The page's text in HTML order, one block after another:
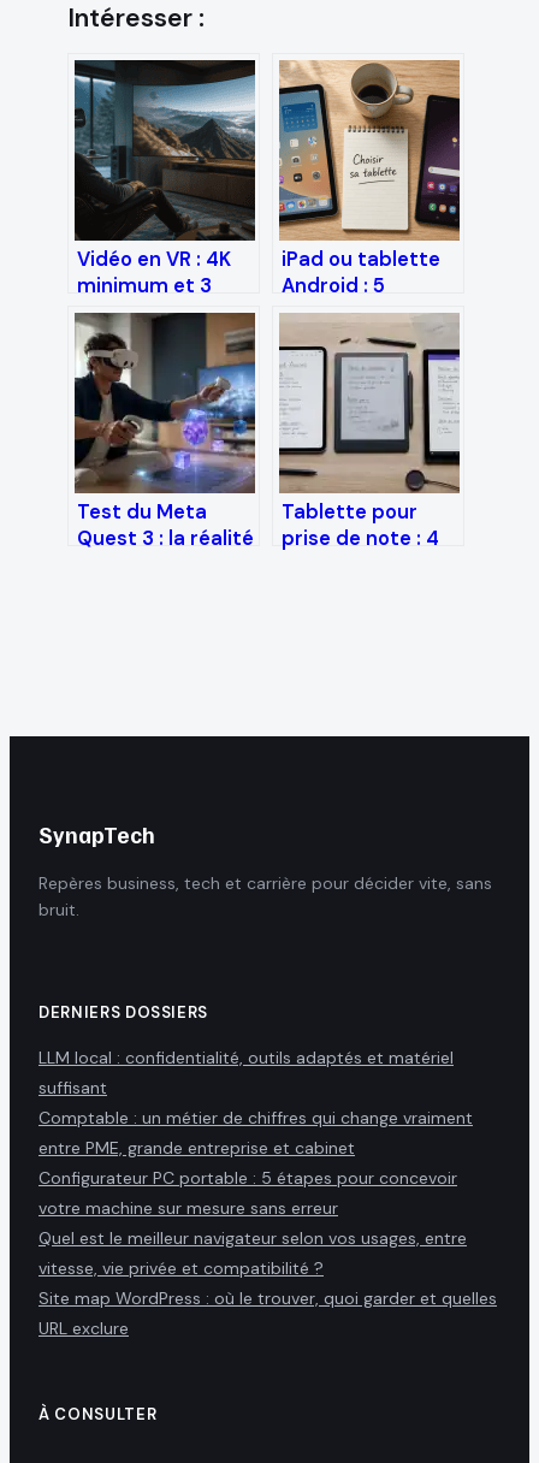
Intéresser :
Vidéo en VR : 4K
minimum et 3
réglages pour
éviter le mal des
transports
iPad ou tablette
Android : 5
critères pour
choisir sans
regretter son
achat
Test du Meta
Quest 3 : la réalité
Tablette pour
prise de note : 4
SynapTech
Repères business, tech et carrière pour décider vite, sans
bruit.
DERNIERS DOSSIERS
LLM local : confidentialité, outils adaptés et matériel
suffisant
Comptable : un métier de chiffres qui change vraiment
entre PME, grande entreprise et cabinet
Configurateur PC portable : 5 étapes pour concevoir
votre machine sur mesure sans erreur
Quel est le meilleur navigateur selon vos usages, entre
vitesse, vie privée et compatibilité ?
Site map WordPress : où le trouver, quoi garder et quelles
URL exclure
À CONSULTER